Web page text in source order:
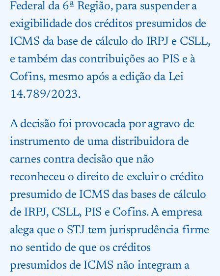
Federal da 6ª Região, para suspender a
exigibilidade dos créditos presumidos de
ICMS da base de cálculo do IRPJ e CSLL,
e também das contribuições ao PIS e à
Cofins, mesmo após a edição da Lei
14.789/2023.
A decisão foi provocada por agravo de
instrumento de uma distribuidora de
carnes contra decisão que não
reconheceu o direito de excluir o crédito
presumido de ICMS das bases de cálculo
de IRPJ, CSLL, PIS e Cofins. A empresa
alega que o STJ tem jurisprudência firme
no sentido de que os créditos
presumidos de ICMS não integram a